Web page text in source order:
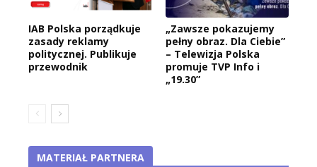
IAB Polska porządkuje
zasady reklamy
politycznej. Publikuje
przewodnik
„Zawsze pokazujemy
pełny obraz. Dla Ciebie”
– Telewizja Polska
promuje TVP Info i
„19.30”
MATERIAŁ PARTNERA